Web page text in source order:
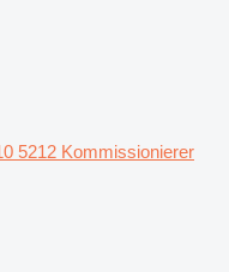
5212 Kommissionierer